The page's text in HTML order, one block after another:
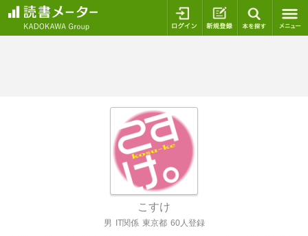
ログイン 新規登録
こすけ
男 IT関係 東京都 60人登録